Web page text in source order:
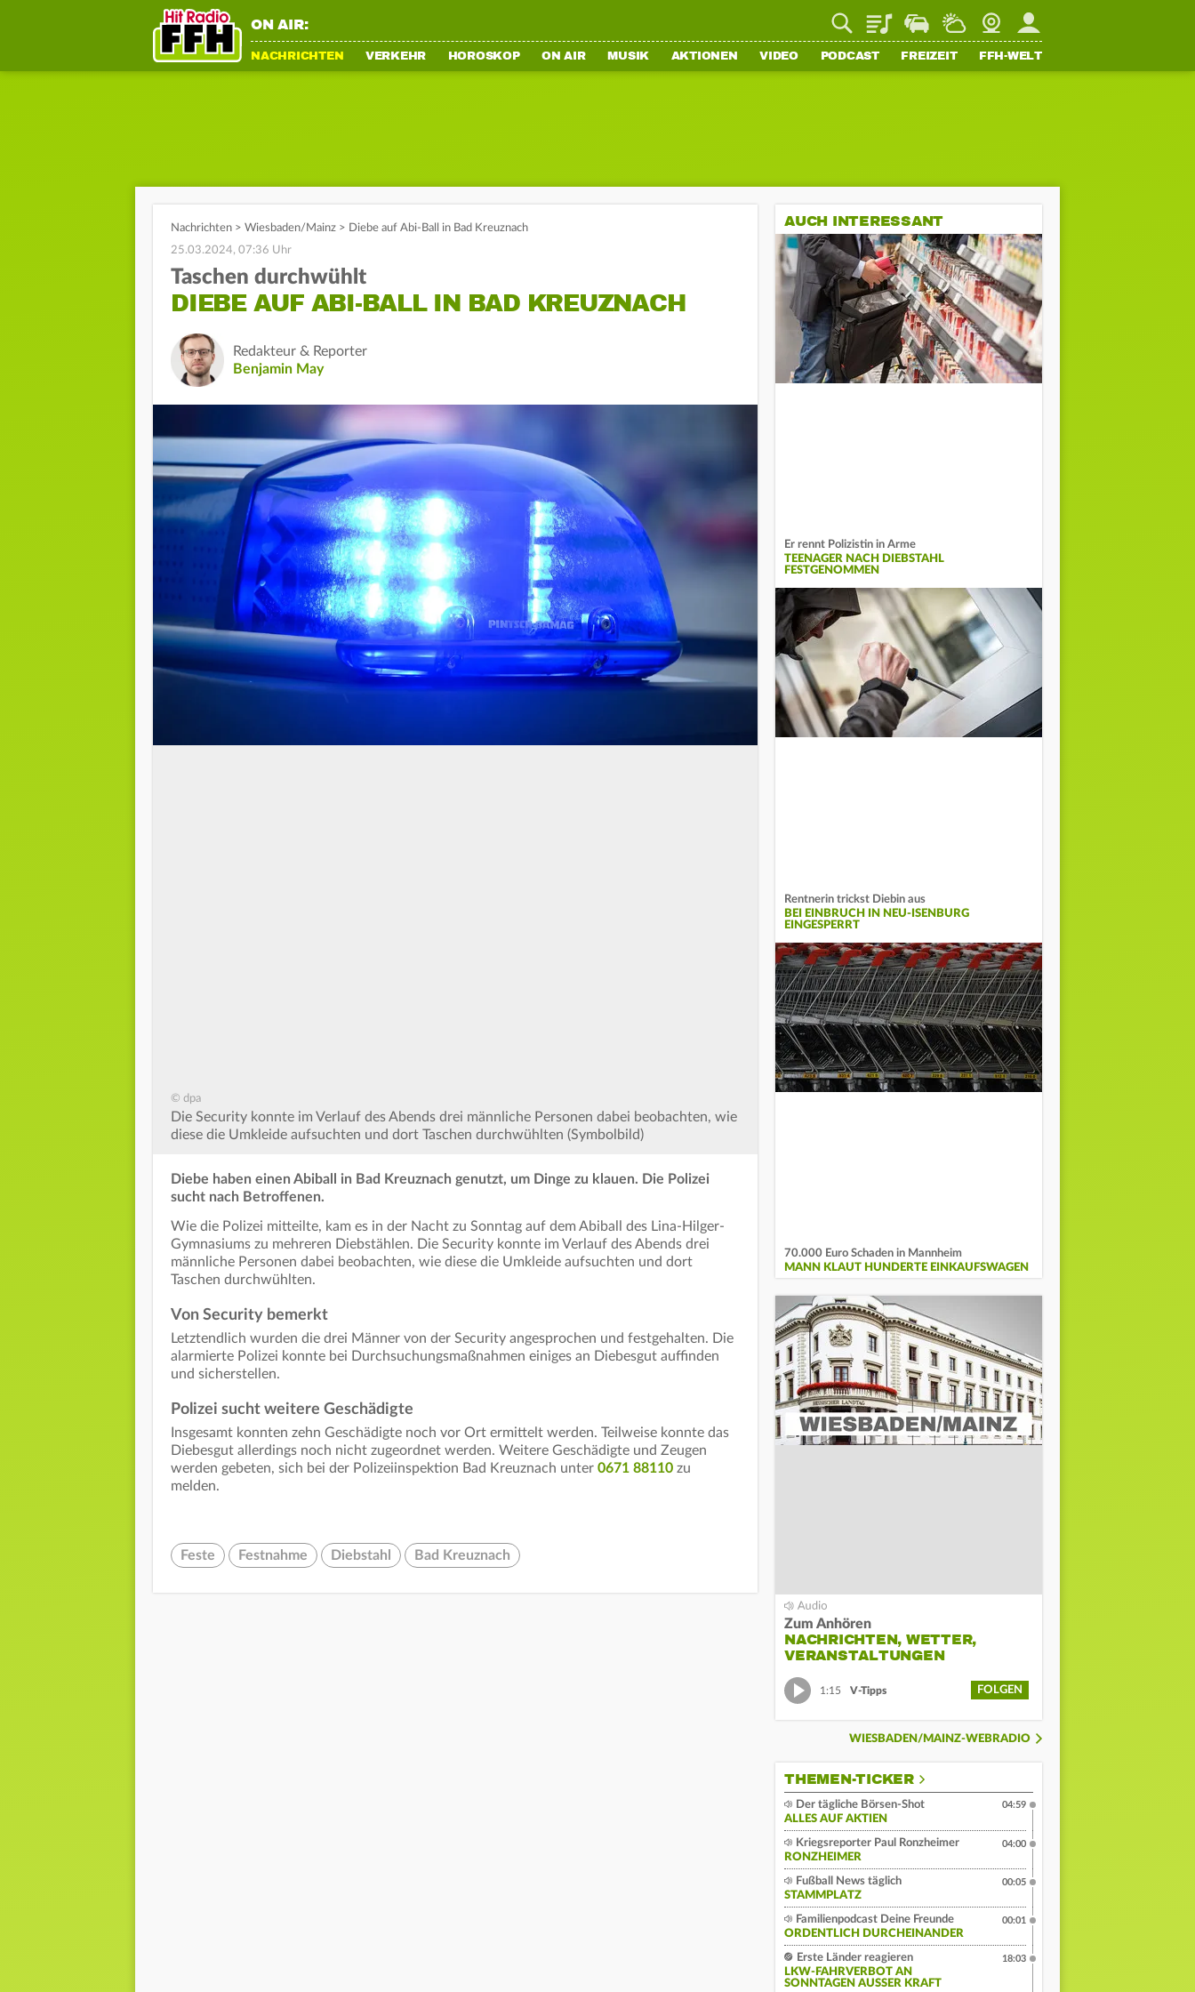
ON AIR: PlaylistStaupilotWetterWebcamMein FFH
NACHRICHTEN VERKEHR HOROSKOP ON AIR MUSIK AKTIONEN VIDEO PODCAST FREIZEIT FFH-WELT
Nachrichten > Wiesbaden/Mainz > Diebe auf Abi-Ball in Bad Kreuznach
25.03.2024, 07:36 Uhr
Taschen durchwühlt
DIEBE AUF ABI-BALL IN BAD KREUZNACH
Redakteur & Reporter
Benjamin May
© dpa
Die Security konnte im Verlauf des Abends drei männliche Personen dabei beobachten, wie
diese die Umkleide aufsuchten und dort Taschen durchwühlten (Symbolbild)
Diebe haben einen Abiball in Bad Kreuznach genutzt, um Dinge zu klauen. Die Polizei
sucht nach Betroffenen.
Wie die Polizei mitteilte, kam es in der Nacht zu Sonntag auf dem Abiball des Lina-Hilger-
Gymnasiums zu mehreren Diebstählen. Die Security konnte im Verlauf des Abends drei
männliche Personen dabei beobachten, wie diese die Umkleide aufsuchten und dort
Taschen durchwühlten.
Von Security bemerkt
Letztendlich wurden die drei Männer von der Security angesprochen und festgehalten. Die
alarmierte Polizei konnte bei Durchsuchungsmaßnahmen einiges an Diebesgut auffinden
und sicherstellen.
Polizei sucht weitere Geschädigte
Insgesamt konnten zehn Geschädigte noch vor Ort ermittelt werden. Teilweise konnte das
Diebesgut allerdings noch nicht zugeordnet werden. Weitere Geschädigte und Zeugen
werden gebeten, sich bei der Polizeiinspektion Bad Kreuznach unter 0671 88110 zu
melden.
Feste Festnahme Diebstahl Bad Kreuznach
AUCH INTERESSANT
Er rennt Polizistin in Arme
TEENAGER NACH DIEBSTAHL
FESTGENOMMEN
Rentnerin trickst Diebin aus
BEI EINBRUCH IN NEU-ISENBURG
EINGESPERRT
70.000 Euro Schaden in Mannheim
MANN KLAUT HUNDERTE EINKAUFSWAGEN
Zum Anhören
NACHRICHTEN, WETTER,
VERANSTALTUNGEN
1:15 V-Tipps FOLGEN
WIESBADEN/MAINZ-WEBRADIO
THEMEN-TICKER
Der tägliche Börsen-Shot
ALLES AUF AKTIEN
04:59
Kriegsreporter Paul Ronzheimer
RONZHEIMER
04:00
Fußball News täglich
STAMMPLATZ
00:05
Familienpodcast Deine Freunde
ORDENTLICH DURCHEINANDER
00:01
Erste Länder reagieren
LKW-FAHRVERBOT AN
SONNTAGEN AUSSER KRAFT
18:03